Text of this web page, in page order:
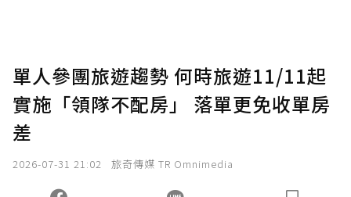
確認送出
您當前剩餘 U 利點數：0點；前往 購買點數
單人參團旅遊趨勢 何時旅遊11/11起
實施「領隊不配房」 落單更免收單房
差
2026-07-31 21:02 旅奇傳媒 TR Omnimedia